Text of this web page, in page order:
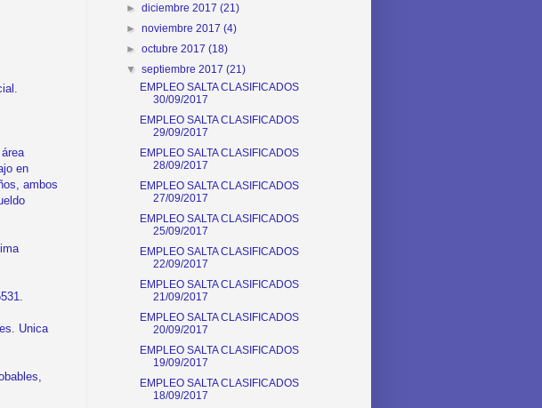
en
ambos
Unica
►diciembre 2017(21)
►noviembre 2017(4)
►octubre 2017(18)
▼septiembre 2017(21)
EMPLEO SALTA CLASIFICADOS
30/09/2017
EMPLEO SALTA CLASIFICADOS
29/09/2017
EMPLEO SALTA CLASIFICADOS
28/09/2017
EMPLEO SALTA CLASIFICADOS
27/09/2017
EMPLEO SALTA CLASIFICADOS
25/09/2017
EMPLEO SALTA CLASIFICADOS
22/09/2017
EMPLEO SALTA CLASIFICADOS
21/09/2017
EMPLEO SALTA CLASIFICADOS
20/09/2017
EMPLEO SALTA CLASIFICADOS
19/09/2017
EMPLEO SALTA CLASIFICADOS
18/09/2017